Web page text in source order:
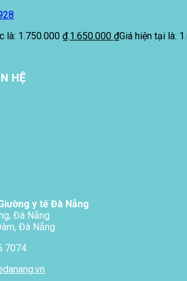
là: 1.750.000 ₫.1.650.000 ₫Giá hiện tại là:
HỆ
y tế Đà Nẵng
Đà Nẵng
Đà Nẵng
7074